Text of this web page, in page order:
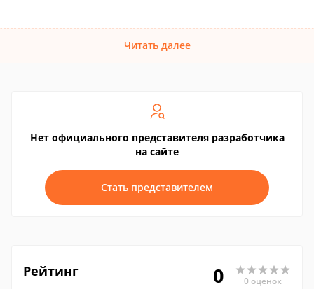
Читать далее
Нет официального представителя разработчика
на сайте
Стать представителем
Рейтинг 0 0 оценок